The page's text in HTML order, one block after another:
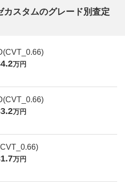
カスタムのグレード別査定
万円
万円
万円